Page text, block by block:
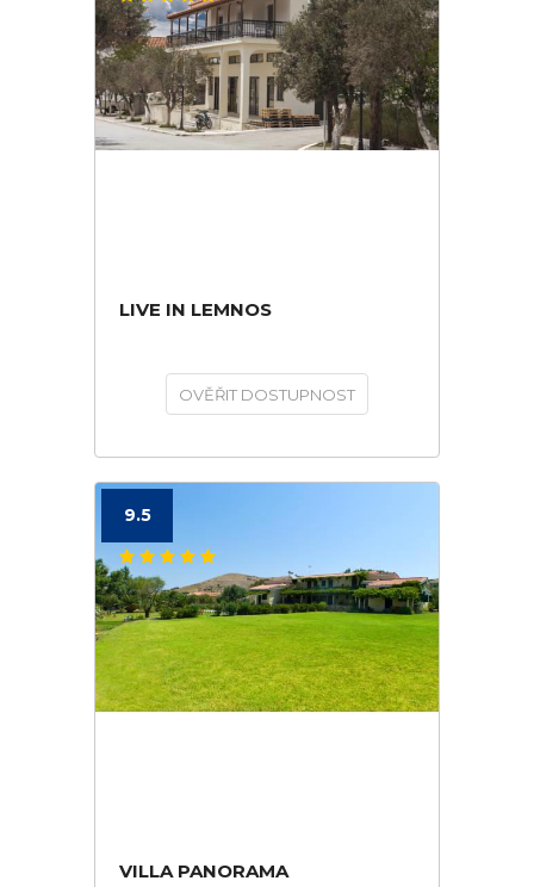
LIVE IN LEMNOS
OVĚŘIT DOSTUPNOST
9.5
VILLA PANORAMA